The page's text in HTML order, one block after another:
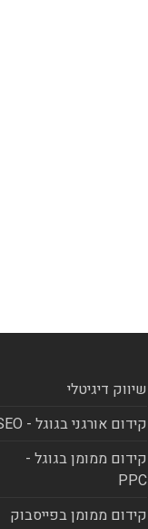
שיווק דיגיטלי
קידום אורגני בגוגל - SEO
קידום ממומן בגוגל -
PPC
קידום ממומן בפייסבוק